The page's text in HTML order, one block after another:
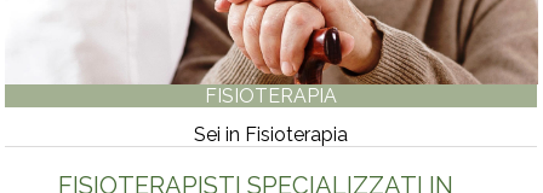
FISIOTERAPIA
Sei in Fisioterapia
FISIOTERAPISTI SPECIALIZZATI IN